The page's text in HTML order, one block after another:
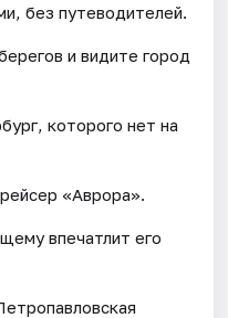
без путеводителей.
и видите город
которого нет на
«Аврора».
впечатлит его